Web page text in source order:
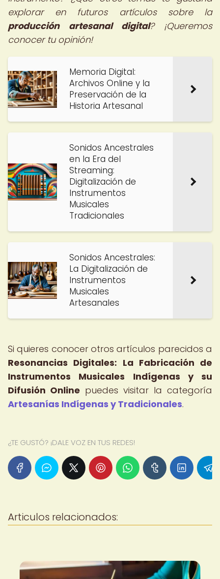
explorar en futuros artículos sobre la
producción artesanal digital? ¡Queremos
conocer tu opinión!
Memoria Digital:
Archivos Online y la
Preservación de la
Historia Artesanal
Sonidos Ancestrales
en la Era del
Streaming:
Digitalización de
Instrumentos
Musicales
Tradicionales
Sonidos Ancestrales:
La Digitalización de
Instrumentos
Musicales
Artesanales
Si quieres conocer otros artículos parecidos a
Resonancias Digitales: La Fabricación de
Instrumentos Musicales Indígenas y su
Difusión Online puedes visitar la categoría
Artesanías Indígenas y Tradicionales.
¿TE GUSTÓ? ¡DALE VOZ EN TUS REDES!
Articulos relacionados: